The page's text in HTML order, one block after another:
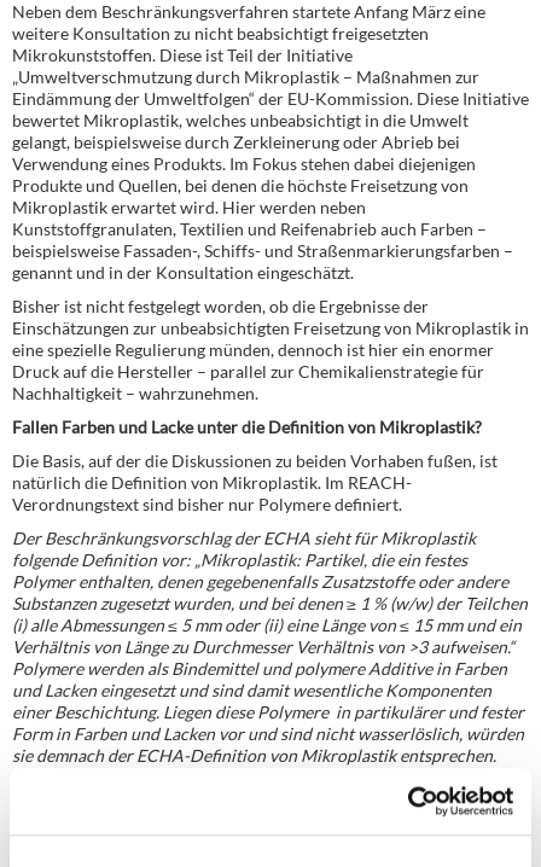
Neben dem Beschränkungsverfahren startete Anfang März eine
weitere Konsultation zu nicht beabsichtigt freigesetzten
Mikrokunststoffen. Diese ist Teil der Initiative
„Umweltverschmutzung durch Mikroplastik – Maßnahmen zur
Eindämmung der Umweltfolgen“ der EU-Kommission. Diese Initiative
bewertet Mikroplastik, welches unbeabsichtigt in die Umwelt
gelangt, beispielsweise durch Zerkleinerung oder Abrieb bei
Verwendung eines Produkts. Im Fokus stehen dabei diejenigen
Produkte und Quellen, bei denen die höchste Freisetzung von
Mikroplastik erwartet wird. Hier werden neben
Kunststoffgranulaten, Textilien und Reifenabrieb auch Farben –
beispielsweise Fassaden-, Schiffs- und Straßenmarkierungsfarben –
genannt und in der Konsultation eingeschätzt.
Bisher ist nicht festgelegt worden, ob die Ergebnisse der
Einschätzungen zur unbeabsichtigten Freisetzung von Mikroplastik in
eine spezielle Regulierung münden, dennoch ist hier ein enormer
Druck auf die Hersteller – parallel zur Chemikalienstrategie für
Nachhaltigkeit – wahrzunehmen.
Fallen Farben und Lacke unter die Definition von Mikroplastik?
Die Basis, auf der die Diskussionen zu beiden Vorhaben fußen, ist
natürlich die Definition von Mikroplastik. Im REACH-
Verordnungstext sind bisher nur Polymere definiert.
Der Beschränkungsvorschlag der ECHA sieht für Mikroplastik
folgende Definition vor: „Mikroplastik: Partikel, die ein festes
Polymer enthalten, denen gegebenenfalls Zusatzstoffe oder andere
Substanzen zugesetzt wurden, und bei denen ≥ 1 % (w/w) der Teilchen
(i) alle Abmessungen ≤ 5 mm oder (ii) eine Länge von ≤ 15 mm und ein
Verhältnis von Länge zu Durchmesser Verhältnis von >3 aufweisen.“
Polymere werden als Bindemittel und polymere Additive in Farben
und Lacken eingesetzt und sind damit wesentliche Komponenten
einer Beschichtung. Liegen diese Polymere in partikulärer und fester
Form in Farben und Lacken vor und sind nicht wasserlöslich, würden
sie demnach der ECHA-Definition von Mikroplastik entsprechen.
Im Beschränkungsvorschlag der ECHA werden Methoden genannt,
wie der Aggregatzustand ermittelt werden kann. Die Bindemittel sind
notwendig, um die Filmbildung in Beschichtungen zu ermöglichen,